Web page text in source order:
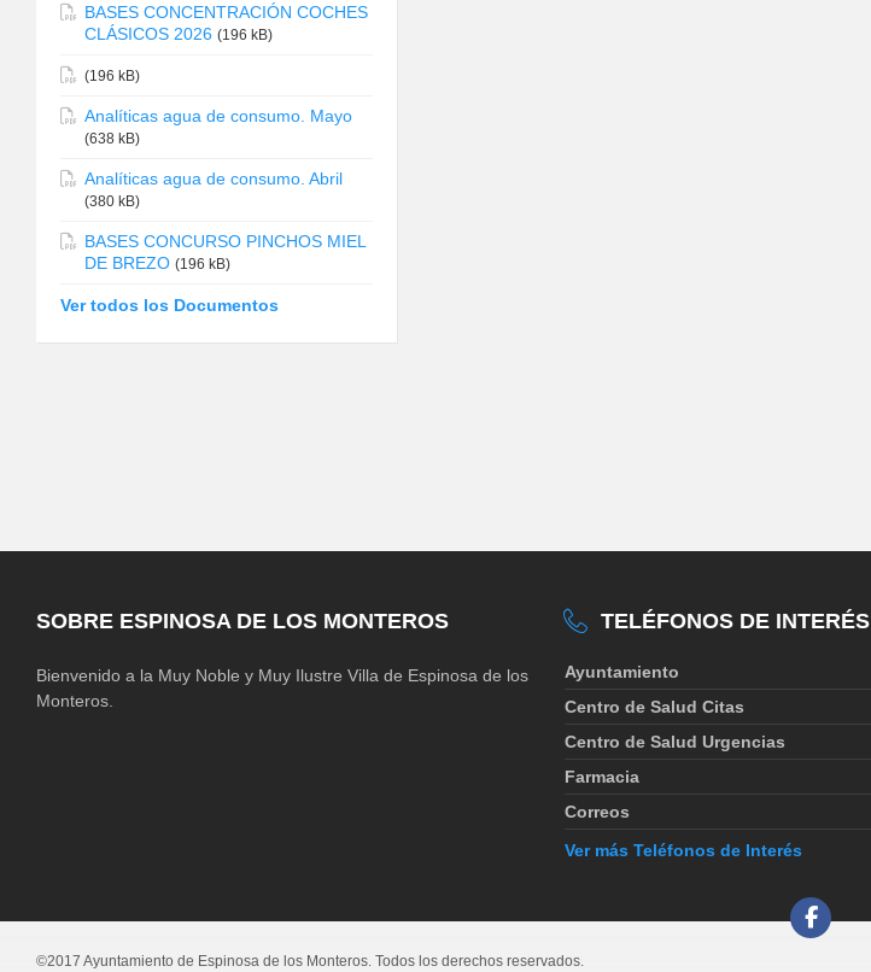
BASES CONCENTRACIÓN COCHES
CLÁSICOS 2026 (196 kB)
(196 kB)
Analíticas agua de consumo. Mayo
(638 kB)
Analíticas agua de consumo. Abril
(380 kB)
BASES CONCURSO PINCHOS MIEL
DE BREZO (196 kB)
Ver todos los Documentos
SOBRE ESPINOSA DE LOS MONTEROS
Bienvenido a la Muy Noble y Muy Ilustre Villa de Espinosa de los
Monteros.
TELÉFONOS DE INTERÉS
Ayuntamiento
Centro de Salud Citas
Centro de Salud Urgencias
Farmacia
Correos
Ver más Teléfonos de Interés
©2017 Ayuntamiento de Espinosa de los Monteros. Todos los derechos reservados.